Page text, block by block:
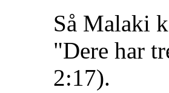
Så Malaki
"Dere har
2:17).